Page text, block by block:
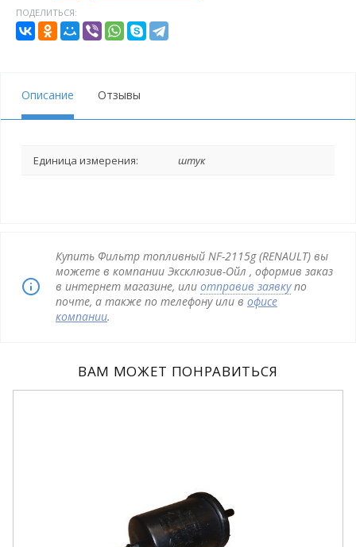
ПОДЕЛИТЬСЯ:
Описание Отзывы
Единица измерения: штук
Купить Фильтр топливный NF-2115g (RENAULT) вы
можете в компании Эксклюзив-Ойл , оформив заказ
в интернет магазине, или отправив заявкупо
почте, а также по телефону или в офисе
компании.
ВАМ МОЖЕТ ПОНРАВИТЬСЯ